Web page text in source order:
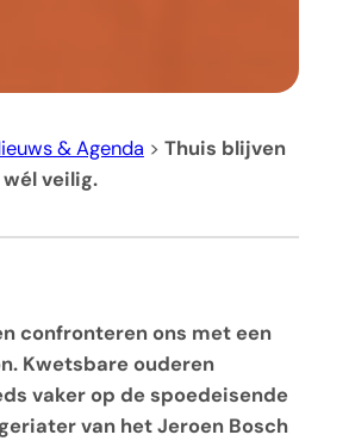
& Agenda > Thuis blijven
veilig.
confronteren ons met een
Kwetsbare ouderen
vaker op de spoedeisende
van het Jeroen Bosch